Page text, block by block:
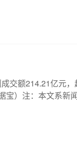
交额214.21亿元
宝）注：本文系